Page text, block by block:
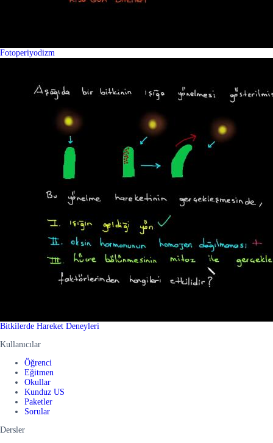
Fotoperiyodizm
Bitkilerde Hareket Deneyleri
Kullanıcılar
Öğrenci
Eğitmen
Okullar
Kunduz US
Paketler
Sorular
Dersler